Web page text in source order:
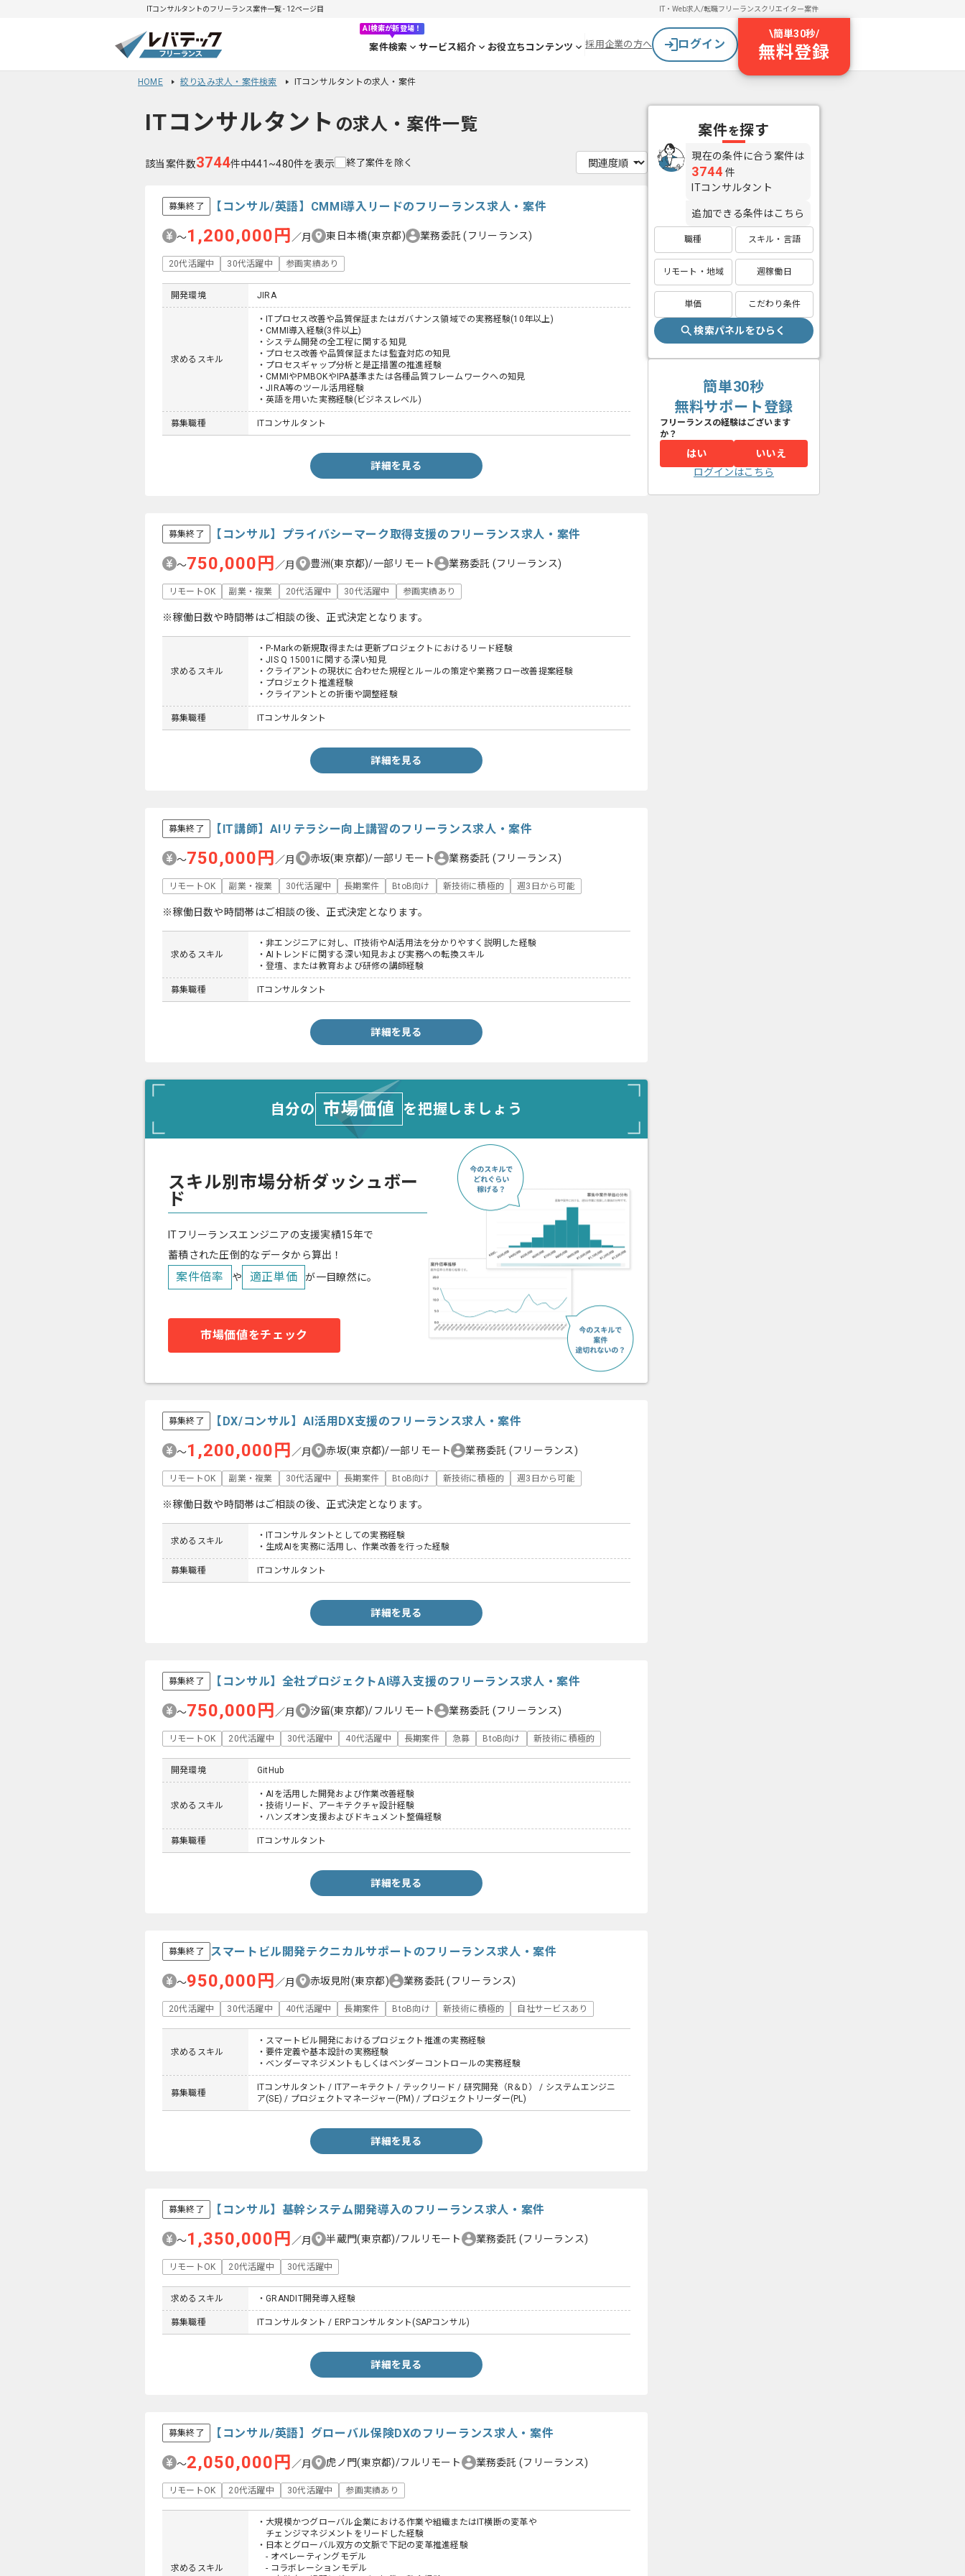
ITコンサルタントのフリーランス案件一覧 - 12ページ目 IT・Web求人/転職フリーランスクリエイター案件
AI検索が新登場！
案件検索 サービス紹介 お役立ちコンテンツ 採用企業の方へ ログイン
\簡単30秒/
無料登録
HOME 絞り込み求人・案件検索 ITコンサルタントの求人・案件
ITコンサルタント の求人・案件一覧
該当案件数3744件中441~480件を表示 終了案件を除く
募集終了 【コンサル/英語】CMMI導入リードのフリーランス求人・案件
〜1,200,000円 ／月 東日本橋(東京都) 業務委託(フリーランス)
20代活躍中 30代活躍中 参画実績あり
開発環境 JIRA
求めるスキル
・ITプロセス改善や品質保証またはガバナンス領域での実務経験(10年以上)
・CMMI導入経験(3件以上)
・システム開発の全工程に関する知見
・プロセス改善や品質保証または監査対応の知見
・プロセスギャップ分析と是正措置の推進経験
・CMMIやPMBOKやIPA基準または各種品質フレームワークへの知見
・JIRA等のツール活用経験
・英語を用いた実務経験(ビジネスレベル)
募集職種 ITコンサルタント
詳細を見る
募集終了 【コンサル】プライバシーマーク取得支援のフリーランス求人・案件
〜750,000円 ／月 豊洲(東京都)/一部リモート 業務委託 (フリーランス)
リモートOK 副業・複業 20代活躍中 30代活躍中 参画実績あり
※稼働日数や時間帯はご相談の後、正式決定となります。
求めるスキル
・P-Markの新規取得または更新プロジェクトにおけるリード経験
・JIS Q 15001に関する深い知見
・クライアントの現状に合わせた規程とルールの策定や業務フロー改善提案経験
・プロジェクト推進経験
・クライアントとの折衝や調整経験
募集職種 ITコンサルタント
詳細を見る
募集終了 【IT講師】AIリテラシー向上講習のフリーランス求人・案件
〜750,000円 ／月 赤坂(東京都)/一部リモート 業務委託 (フリーランス)
リモートOK 副業・複業 30代活躍中 長期案件 BtoB向け 新技術に積極的 週3日から可能
※稼働日数や時間帯はご相談の後、正式決定となります。
求めるスキル
・非エンジニアに対し、IT技術やAI活用法を分かりやすく説明した経験
・AIトレンドに関する深い知見および実務への転換スキル
・登壇、または教育および研修の講師経験
募集職種 ITコンサルタント
詳細を見る
自分の 市場価値 を把握しましょう
スキル別市場分析ダッシュボー
ド
ITフリーランスエンジニアの支援実績15年で
蓄積された圧倒的なデータから算出！
案件倍率 や 適正単価 が一目瞭然に。
市場価値をチェック
募集終了 【DX/コンサル】AI活用DX支援のフリーランス求人・案件
〜1,200,000円 ／月 赤坂(東京都)/一部リモート 業務委託 (フリーランス)
リモートOK 副業・複業 30代活躍中 長期案件 BtoB向け 新技術に積極的 週3日から可能
※稼働日数や時間帯はご相談の後、正式決定となります。
求めるスキル
・ITコンサルタントとしての実務経験
・生成AIを実務に活用し、作業改善を行った経験
募集職種 ITコンサルタント
詳細を見る
募集終了 【コンサル】全社プロジェクトAI導入支援のフリーランス求人・案件
〜750,000円 ／月 汐留(東京都)/フルリモート 業務委託 (フリーランス)
リモートOK 20代活躍中 30代活躍中 40代活躍中 長期案件 急募 BtoB向け 新技術に積極的
開発環境 GitHub
求めるスキル
・AIを活用した開発および作業改善経験
・技術リード、アーキテクチャ設計経験
・ハンズオン支援およびドキュメント整備経験
募集職種 ITコンサルタント
詳細を見る
募集終了 スマートビル開発テクニカルサポートのフリーランス求人・案件
〜950,000円 ／月 赤坂見附(東京都) 業務委託(フリーランス)
20代活躍中 30代活躍中 40代活躍中 長期案件 BtoB向け 新技術に積極的 自社サービスあり
求めるスキル
・スマートビル開発におけるプロジェクト推進の実務経験
・要件定義や基本設計の実務経験
・ベンダーマネジメントもしくはベンダーコントロールの実務経験
募集職種
ITコンサルタント / ITアーキテクト / テックリード / 研究開発（R＆D） / システムエンジニ
ア(SE) / プロジェクトマネージャー(PM) / プロジェクトリーダー(PL)
詳細を見る
募集終了 【コンサル】基幹システム開発導入のフリーランス求人・案件
〜1,350,000円 ／月 半蔵門(東京都)/フルリモート 業務委託(フリーランス)
リモートOK 20代活躍中 30代活躍中
求めるスキル ・GRANDIT開発導入経験
募集職種 ITコンサルタント / ERPコンサルタント(SAPコンサル)
詳細を見る
募集終了 【コンサル/英語】グローバル保険DXのフリーランス求人・案件
〜2,050,000円 ／月 虎ノ門(東京都)/フルリモート 業務委託(フリーランス)
リモートOK 20代活躍中 30代活躍中 参画実績あり
求めるスキル
・大規模かつグローバル企業における作業や組織またはIT横断の変革や
チェンジマネジメントをリードした経験
・日本とグローバル双方の文脈で下記の変革推進経験
- オペレーティングモデル
- コラボレーションモデル
案件を探す
現在の条件に合う案件は
3744 件
ITコンサルタント
追加できる条件はこちら
職種 スキル・言語
リモート・地域 週稼働日
単価 こだわり条件
検索パネルをひらく
簡単30秒
無料サポート登録
フリーランスの経験はございます
か？
はい
いいえ
ログインはこちら